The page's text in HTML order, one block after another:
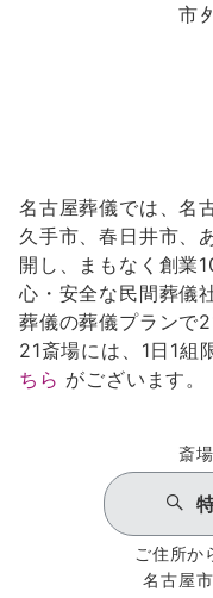
市
名古屋葬儀では、名
久手市、春日井市、
開し、まもなく創業
心・安全な民間葬儀
葬儀の葬儀プランで
21斎場には、1日1組
ちら がございます。
斎
ご住所か
名古屋